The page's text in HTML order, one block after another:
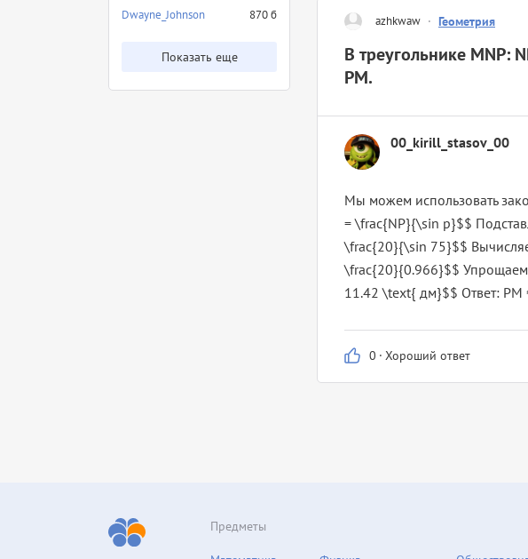
Dwayne_Johnson
870 б
Показать еще
azhkwaw · Геометрия
В треугольнике MNP:
PM.
00_kirill_stasov_00
Мы можем использовать
= \frac{NP}{\sin p}$$
\frac{20}{\sin 75}$$
\frac{20}{0.966}$$
11.42 \text{ дм}$$ Ответ: PM
0 · Хороший ответ
Предметы